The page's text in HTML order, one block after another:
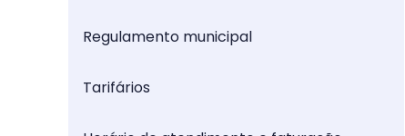
Regulamento municipal
Tarifários